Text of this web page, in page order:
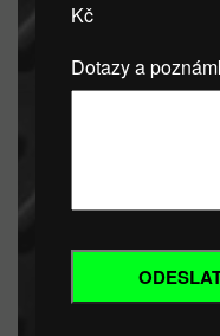
Kč
Dotazy a